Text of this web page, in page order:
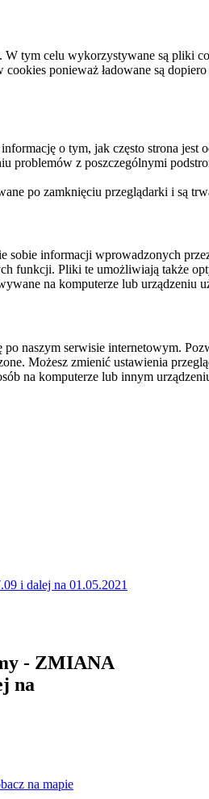
tym celu wykorzystywane są pliki
ponieważ ładowane są
o tym, jak często strona
z poszczególnymi
po zamknięciu przeglądarki i są
informacji wprowadzonych
funkcji. Pliki te umożliwiają także
na komputerze lub urządzeniu
naszym serwisie internetowym.
Możesz zmienić ustawienia
na komputerze lub innym
i dalej na 01.05.2021
- ZMIANA
na
na mapie